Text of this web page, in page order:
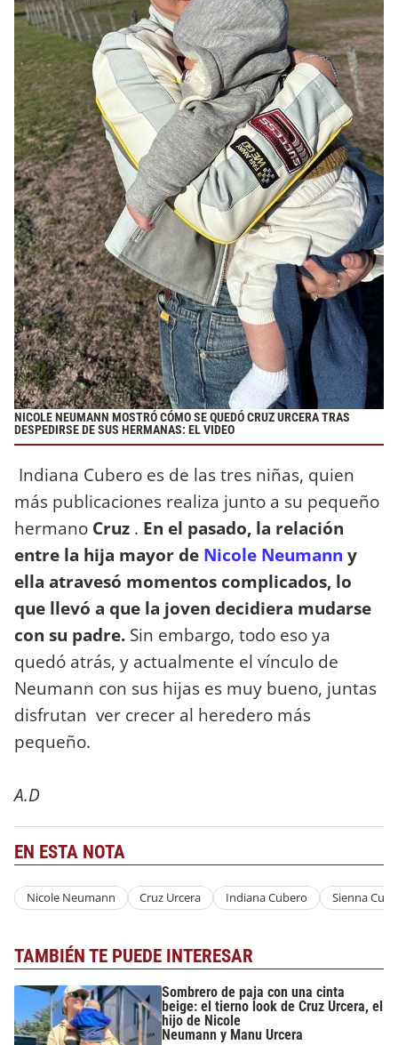
NICOLE NEUMANN MOSTRÓ CÓMO SE QUEDÓ CRUZ URCERA TRAS
DESPEDIRSE DE SUS HERMANAS: EL VIDEO
Indiana Cubero es de las tres niñas, quien
más publicaciones realiza junto a su pequeño
hermano Cruz . En el pasado, la relación
entre la hija mayor de Nicole Neumann y
ella atravesó momentos complicados, lo
que llevó a que la joven decidiera mudarse
con su padre. Sin embargo, todo eso ya
quedó atrás, y actualmente el vínculo de
Neumann con sus hijas es muy bueno, juntas
disfrutan ver crecer al heredero más
pequeño.
A.D
EN ESTA NOTA
Nicole Neumann Cruz Urcera Indiana Cubero Sienna
TAMBIÉN TE PUEDE INTERESAR
Sombrero de paja con una cinta
beige: el tierno look de Cruz Urcera, el
hijo de Nicole
Neumann y Manu Urcera